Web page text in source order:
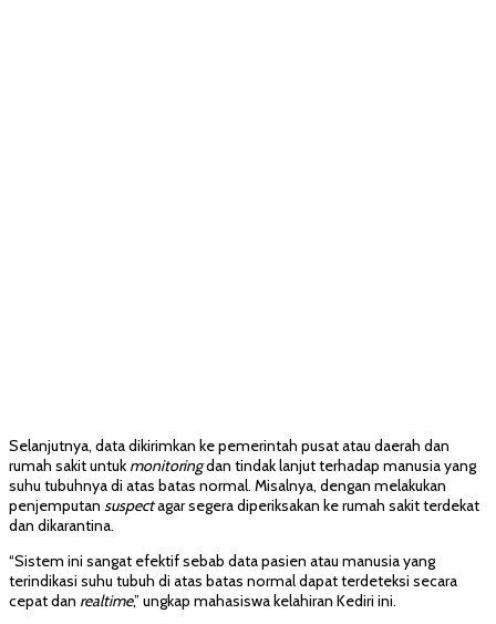
Selanjutnya, data dikirimkan ke pemerintah pusat atau daerah dan
rumah sakit untuk monitoringdan tindak lanjut terhadap manusia yang
suhu tubuhnya di atas batas normal. Misalnya, dengan melakukan
penjemputan suspectagar segera diperiksakan ke rumah sakit terdekat
dan dikarantina.
“Sistem ini sangat efektif sebab data pasien atau manusia yang
terindikasi suhu tubuh di atas batas normal dapat terdeteksi secara
cepat dan realtime,” ungkap mahasiswa kelahiran Kediri ini.